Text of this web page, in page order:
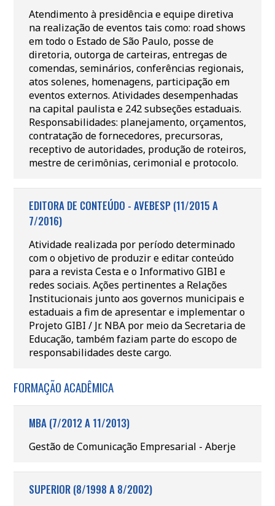
Atendimento à presidência e equipe diretiva
na realização de eventos tais como: road shows
em todo o Estado de São Paulo, posse de
diretoria, outorga de carteiras, entregas de
comendas, seminários, conferências regionais,
atos solenes, homenagens, participação em
eventos externos. Atividades desempenhadas
na capital paulista e 242 subseções estaduais.
Responsabilidades: planejamento, orçamentos,
contratação de fornecedores, precursoras,
receptivo de autoridades, produção de roteiros,
mestre de cerimônias, cerimonial e protocolo.
EDITORA DE CONTEÚDO - AVEBESP (11/2015 A
7/2016)
Atividade realizada por período determinado
com o objetivo de produzir e editar conteúdo
para a revista Cesta e o Informativo GIBI e
redes sociais. Ações pertinentes a Relações
Institucionais junto aos governos municipais e
estaduais a fim de apresentar e implementar o
Projeto GIBI / Jr. NBA por meio da Secretaria de
Educação, também faziam parte do escopo de
responsabilidades deste cargo.
FORMAÇÃO ACADÊMICA
MBA (7/2012 A 11/2013)
Gestão de Comunicação Empresarial - Aberje
SUPERIOR (8/1998 A 8/2002)